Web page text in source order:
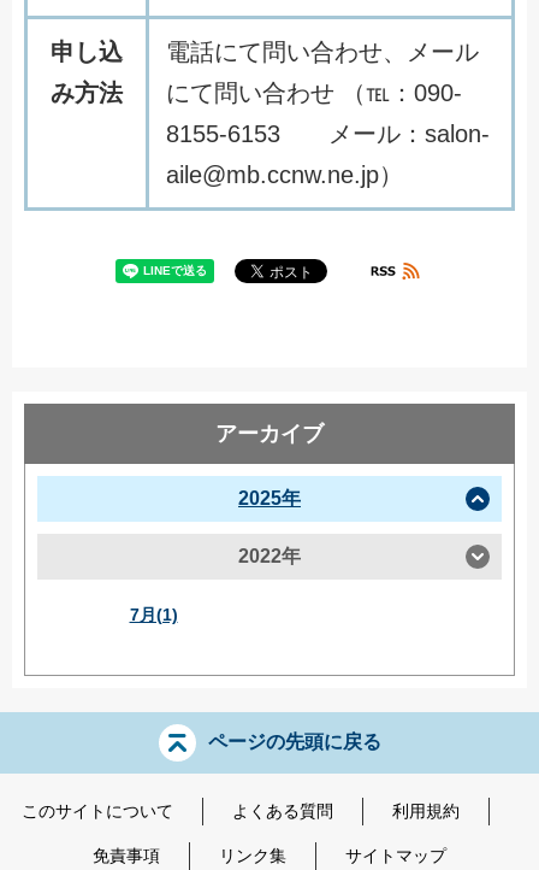
申し込
み方法
電話にて問い合わせ、メール
にて問い合わせ （℡：090-
8155-6153 メール：salon-
aile@mb.ccnw.ne.jp）
アーカイブ
2025年
2022年
7月(1)
ページの先頭に戻る
このサイトについて よくある質問 利用規約
免責事項 リンク集 サイトマップ